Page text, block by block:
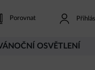
Porovnat
OSVĚTLENÍ